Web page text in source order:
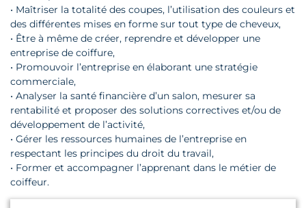
• Maîtriser la totalité des coupes, l’utilisation des couleurs et
des différentes mises en forme sur tout type de cheveux,
• Être à même de créer, reprendre et développer une
entreprise de coiffure,
• Promouvoir l’entreprise en élaborant une stratégie
commerciale,
• Analyser la santé financière d’un salon, mesurer sa
rentabilité et proposer des solutions correctives et/ou de
développement de l’activité,
• Gérer les ressources humaines de l’entreprise en
respectant les principes du droit du travail,
• Former et accompagner l’apprenant dans le métier de
coiffeur.